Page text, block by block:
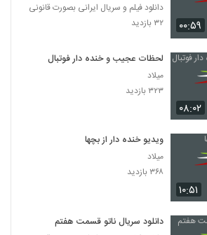
۰۰:۵۹
دانلود فیلم و سریال ایرانی بصورت قانونی
۳۲ بازدید
۰۸:۰۲
لحظات عجیب و خنده دار فوتبال
میلاد
۳۲۳ بازدید
۱۰:۵۱
ویدیو خنده دار از بچها
میلاد
۳۶۸ بازدید
دانلود سریال ناتو قسمت هفتم